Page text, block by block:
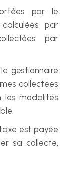
par le
par
par
gestionnaire
collectées
les modalités
est payée
sa collecte,